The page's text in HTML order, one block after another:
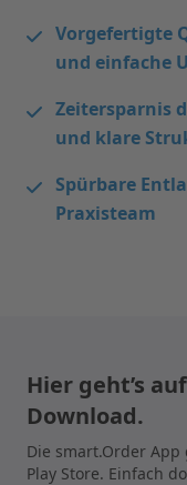
Vorgefertigte
und einfache
Zeitersparnis
und klare
Spürbare
Praxisteam
Hier geht’s
Download.
Die smart.Order App
Play Store. Einfach